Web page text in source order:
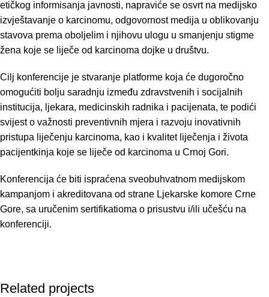
etičkog informisanja javnosti, napraviće se osvrt na medijsko
izvještavanje o karcinomu, odgovornost medija u oblikovanju
stavova prema oboljelim i njihovu ulogu u smanjenju stigme
žena koje se liječe od karcinoma dojke u društvu.
Cilj konferencije je stvaranje platforme koja će dugoročno
omogućiti bolju saradnju između zdravstvenih i socijalnih
institucija, ljekara, medicinskih radnika i pacijenata, te podići
svijest o važnosti preventivnih mjera i razvoju inovativnih
pristupa liječenju karcinoma, kao i kvalitet liječenja i života
pacijentkinja koje se liječe od karcinoma u Crnoj Gori.
Konferencija će biti ispraćena sveobuhvatnom medijskom
kampanjom i akreditovana od strane Ljekarske komore Crne
Gore, sa uručenim sertifikatioma o prisustvu i/ili učešću na
konferenciji.
Related projects